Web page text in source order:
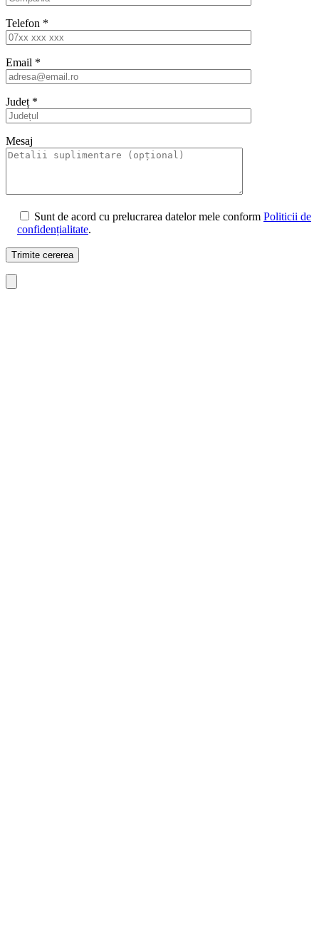
Telefon *
Email *
Județ *
Mesaj
Sunt de acord cu prelucrarea datelor mele conform Politicii de
confidențialitate.